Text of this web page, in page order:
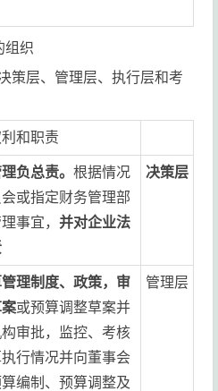
组织
策层、管理层、执行层和考
和职责
负总责。根据情况
或指定财务管理部
事宜，并对企业法
决策层
理制度、政策，审
或预算调整草案并
审批，监控、考核
行情况并向董事会
编制、预算调整及
管理层